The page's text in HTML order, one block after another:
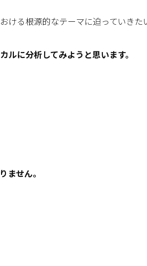
る根源的なテーマに迫っていきた
ルに分析してみようと思います。
ません。